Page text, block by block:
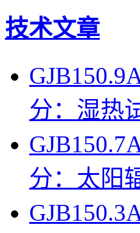
技术文章
分：湿热
分：太阳